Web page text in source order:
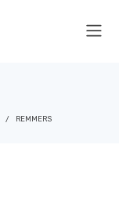
REMMERS